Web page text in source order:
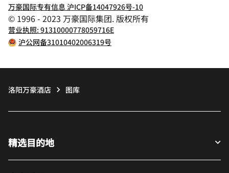
万豪国际专有信息 沪ICP备14047926号-10
© 1996 - 2023 万豪国际集团. 版权所有
营业执照: 91310000778059716E
沪公网备31010402006319号
洛阳万豪酒店 图库
精选目的地